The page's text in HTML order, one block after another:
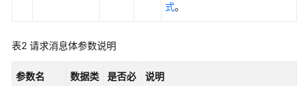
口
考
式。
表2 请求消息体参数说明
参数名
数据类
是否必
说明